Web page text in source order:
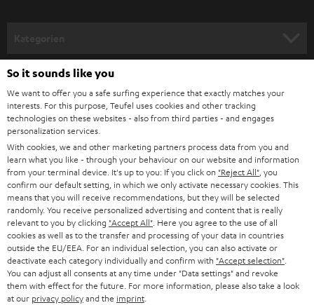
e
l
d
u
n
g
HEIMKINO
HEIMKINO-KOMPLETTANLAGEN
SOUNDBARS
STEREO
SMART HOME
BLUETOOTH-LAUTSPRECHER
KOPFHÖRER
BLUETOOTH-KOPFHÖRER
Unternehmen
SUPPORT
PRESSE & MARKETING
GESCHÄFTSKUNDEN
PARTNERPROGRAMM
BLOG
NEWSLETTER
Teufel Onlineshops
DEUTSCHLAND
ÖSTERREICH
SCHWEIZ
NIEDERLANDE
BELGIEN
So it sounds like you
We want to offer you a safe surfing experience that exactly matches your
interests. For this purpose, Teufel uses cookies and other tracking
technologies on these websites - also from third parties - and engages
personalization services.
With cookies, we and other marketing partners process data from you and
learn what you like - through your behaviour on our website and information
from your terminal device. It's up to you: If you click on "Reject All" , you
confirm our default setting, in which we only activate necessary cookies. This
means that you will receive recommendations, but they will be selected
randomly. You receive personalized advertising and content that is really
relevant to you by clicking "Accept All" . Here you agree to the use of all
cookies as well as to the transfer and processing of your data in countries
outside the EU/EEA. For an individual selection, you can also activate or
deactivate each category individually and confirm with "Accept selection"
You can adjust all consents at any time under "Data settings" and revoke
them with effect for the future. For more information, please also take a look
at our privacy policyand the imprint